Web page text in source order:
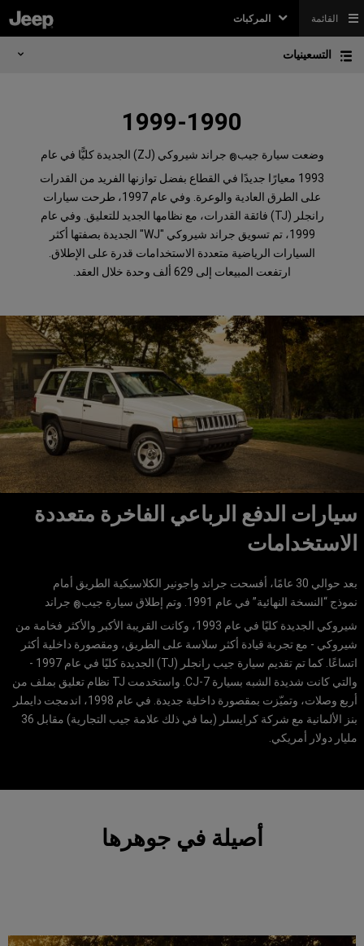
المركبات القائمة
التسعينيات
1999-1990
وضعت سيارة جيب®
جراند شيروكي (ZJ) الجديدة كليًّا في عام
1993 معيارًا جديدًا في القطاع بفضل توازنها الفريد من القدرات
على الطرق العادية والوعرة. وفي عام 1997، طرحت سيارات
رانجلر (TJ) فائقة القدرات، مع نظامها الجديد للتعليق. وفي عام
1999، تم تسويق جراند شيروكي "WJ" الجديدة بصفتها أكثر
السيارات الرياضية متعددة الاستخدامات قدرة على الإطلاق.
ارتفعت المبيعات إلى 629 ألف وحدة خلال العقد.
سيارات الدفع الرباعي الفاخرة متعددة
الاستخدامات
بعد حوالي 30 عامًا، أفسحت جراند واجونير الكلاسيكية الطريق أمام
نموذج “النسخة النهائية” في عام 1991. وتم إطلاق سيارة جيب
® جراند
شيروكي الجديدة كليًا في عام 1993، وكانت القريبة الأكبر والأكثر فخامة من
شيروكي - مع تجربة قيادة أكثر سلاسة على الطريق، ومقصورة داخلية أكثر
اتساعًا. كما تم تقديم سيارة جيب رانجلر (TJ) الجديدة كليًا في عام 1997 -
والتي كانت شديدة الشبه بسيارة CJ-7. واستخدمت TJ نظام تعليق بملف من
أربع وصلات، وتميّزت بمقصورة داخلية جديدة. في عام 1998، اندمجت دايملر
بنز الألمانية مع شركة كرايسلر (بما في ذلك علامة جيب التجارية) مقابل 36
مليار دولار أمريكي.
أصيلة في جوهرها